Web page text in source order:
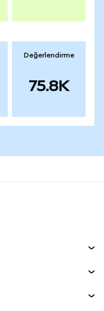
Değerlendirme
75.8K